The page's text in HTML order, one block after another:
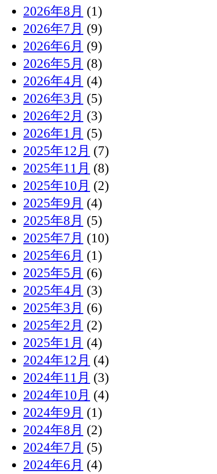
2026年8月 (1)
2026年7月 (9)
2026年6月 (9)
2026年5月 (8)
2026年4月 (4)
2026年3月 (5)
2026年2月 (3)
2026年1月 (5)
2025年12月 (7)
2025年11月 (8)
2025年10月 (2)
2025年9月 (4)
2025年8月 (5)
2025年7月 (10)
2025年6月 (1)
2025年5月 (6)
2025年4月 (3)
2025年3月 (6)
2025年2月 (2)
2025年1月 (4)
2024年12月 (4)
2024年11月 (3)
2024年10月 (4)
2024年9月 (1)
2024年8月 (2)
2024年7月 (5)
2024年6月 (4)